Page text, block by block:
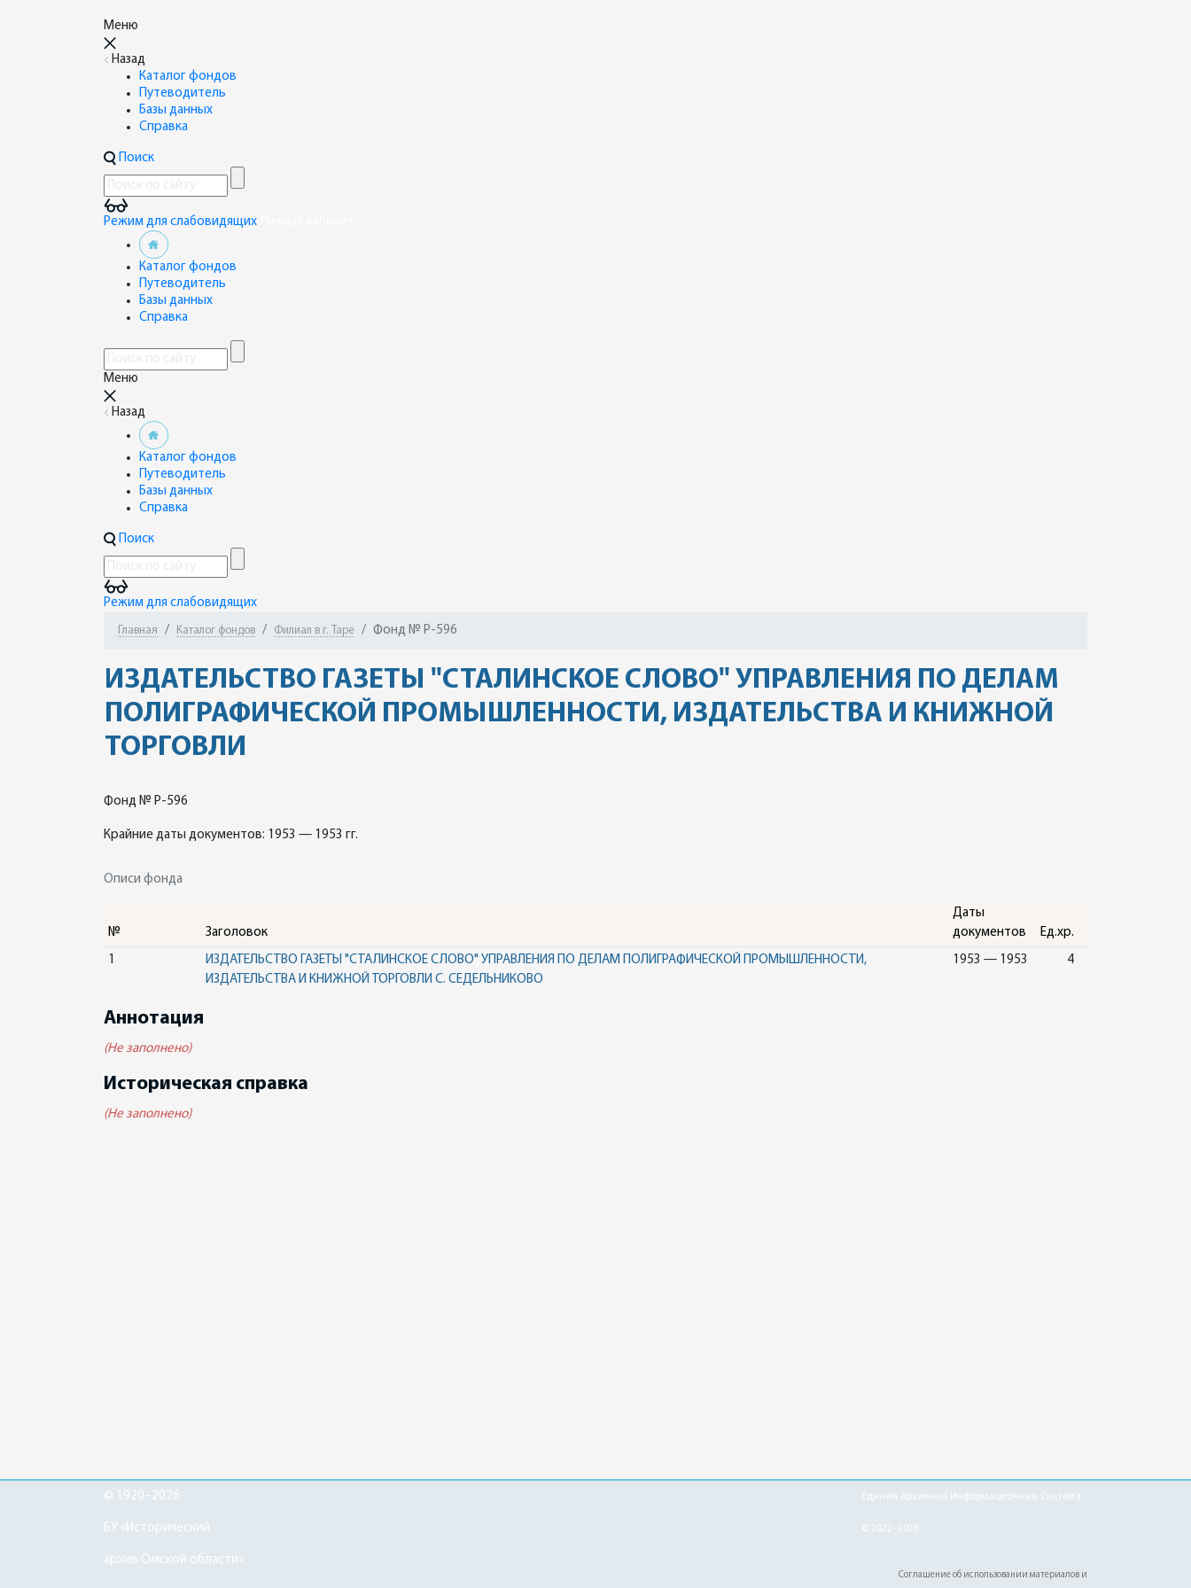
Меню
Назад
Каталог фондов
Путеводитель
Базы данных
Справка
Поиск
Режим для слабовидящих
Каталог фондов
Путеводитель
Базы данных
Справка
Меню
Назад
Каталог фондов
Путеводитель
Базы данных
Справка
Поиск
Режим для слабовидящих
Главная Каталог фондов Филиал в г. Таре Фонд № Р-596
ИЗДАТЕЛЬСТВО ГАЗЕТЫ "СТАЛИНСКОЕ СЛОВО" УПРАВЛЕНИЯ ПО ДЕЛАМ
ПОЛИГРАФИЧЕСКОЙ ПРОМЫШЛЕННОСТИ, ИЗДАТЕЛЬСТВА И КНИЖНОЙ
ТОРГОВЛИ
Фонд № Р-596
Крайние даты документов: 1953 — 1953 гг.
Описи фонда
№ Заголовок
Даты
документов
Ед.хр.
1
ИЗДАТЕЛЬСТВО ГАЗЕТЫ "СТАЛИНСКОЕ СЛОВО" УПРАВЛЕНИЯ ПО ДЕЛАМ ПОЛИГРАФИЧЕСКОЙ ПРОМЫШЛЕННОСТИ,
ИЗДАТЕЛЬСТВА И КНИЖНОЙ ТОРГОВЛИ С. СЕДЕЛЬНИКОВО
1953 — 1953 4
Аннотация
(Не заполнено)
Историческая справка
(Не заполнено)
© 1920–2026
БУ «Исторический
архив Омской области»
Единая Архивная Информационная Система
© 2022–2026
Соглашение об использовании материалов и